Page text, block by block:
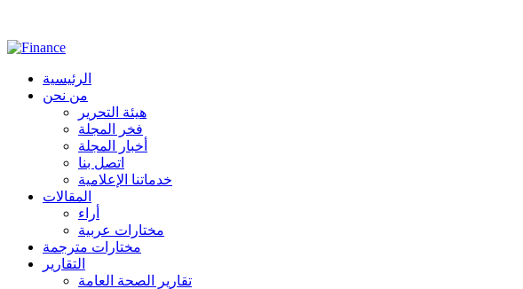
الرئيسية
من نحن
هيئة التحرير
فخر المجلة
أخبار المجلة
اتصل بنا
خدماتنا الإعلامية
المقالات
أراء
مختارات عربية
مختارات مترجمة
التقارير
تقارير الصحة العامة